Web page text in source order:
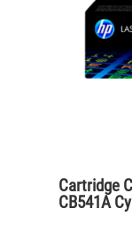
Cartridge
CB541A